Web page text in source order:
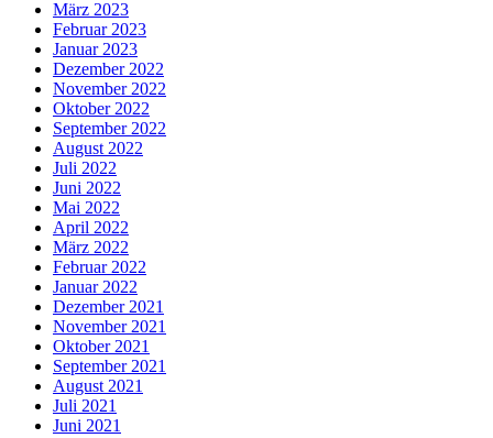
März 2023
Februar 2023
Januar 2023
Dezember 2022
November 2022
Oktober 2022
September 2022
August 2022
Juli 2022
Juni 2022
Mai 2022
April 2022
März 2022
Februar 2022
Januar 2022
Dezember 2021
November 2021
Oktober 2021
September 2021
August 2021
Juli 2021
Juni 2021